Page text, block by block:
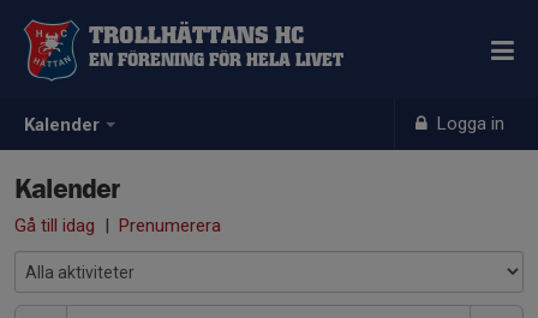
Kalender Logga in
TROLLHÄTTANS HC
EN FÖRENING FÖR HELA LIVET
Kalender
Gå till idag | Prenumerera